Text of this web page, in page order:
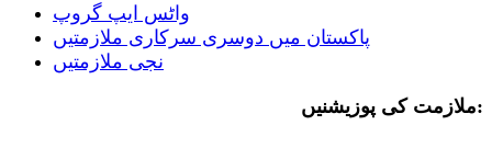
واٹس ایپ گروپ
پاکستان میں دوسری سرکاری ملازمتیں
نجی ملازمتیں
ملازمت کی پوزیشنیں: